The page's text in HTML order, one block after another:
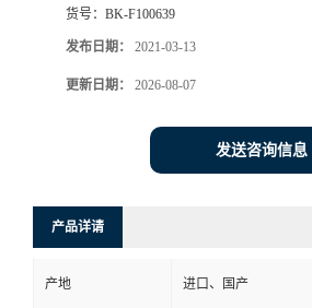
货号： BK-F100639
发布日期： 2021-03-13
更新日期： 2026-08-07
发送咨询信息
产品详请
产地 进口、国产